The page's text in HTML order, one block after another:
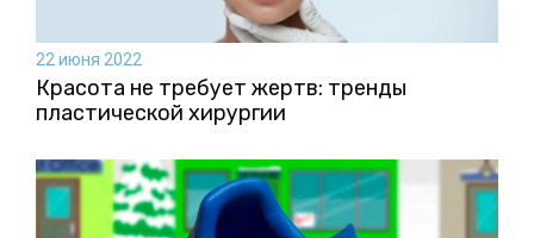
22 июня 2022
Красота не требует жертв: тренды
пластической хирургии